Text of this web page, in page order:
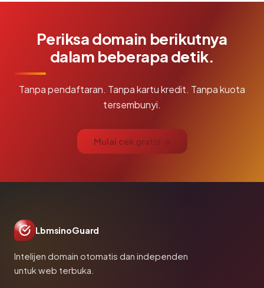
Periksa domain berikutnya
dalam beberapa detik.
Tanpa pendaftaran. Tanpa kartu kredit. Tanpa kuota
tersembunyi.
Mulai cek gratis →
LbmsinoGuard
Intelijen domain otomatis dan independen
untuk web terbuka.